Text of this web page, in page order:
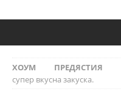
ХОУМ ПРЕДЯСТИЯ
супер вкусна закуска.